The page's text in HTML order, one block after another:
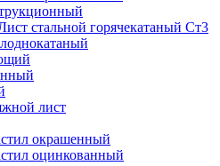
стальной горячекатаный Ст3
лист
окрашенный
оцинкованный